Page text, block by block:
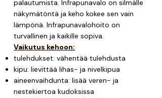
palautumista. Infrapunavalo on silmälle
näkymätöntä ja keho kokee sen vain
lämpönä. Infrapunavalohoito on
turvallinen ja kaikille sopiva. ​
Vaikutus kehoon:
tulehdukset: vähentää tulehdusta
kipu: lievittää lihas- ja nivelkipua
aineenvaihdunta: lisää veren- ja
nestekiertoa kudoksissa